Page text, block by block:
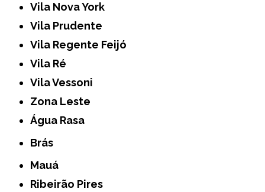
Vila Nova York
Vila Prudente
Vila Regente Feijó
Vila Ré
Vila Vessoni
Zona Leste
Água Rasa
Brás
Mauá
Ribeirão Pires